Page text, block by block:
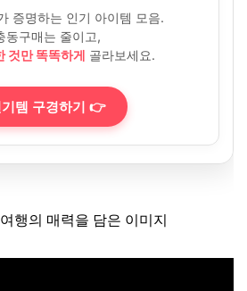
증명하는 인기 아이템 모음.
동구매는 줄이고,
것만 똑똑하게 골라보세요.
기템 구경하기 👉